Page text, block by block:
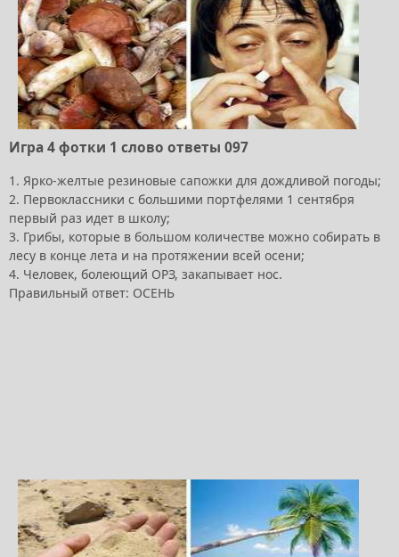
Игра 4 фотки 1 слово ответы 097
1. Ярко-желтые резиновые сапожки для дождливой погоды;
2. Первоклассники с большими портфелями 1 сентября
первый раз идет в школу;
3. Грибы, которые в большом количестве можно собирать в
лесу в конце лета и на протяжении всей осени;
4. Человек, болеющий ОРЗ, закапывает нос.
Правильный ответ: ОСЕНЬ